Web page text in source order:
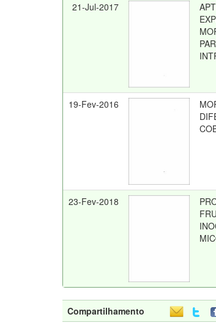
21-Jul-2017
19-Fev-2016
23-Fev-2018
Compartilhamento